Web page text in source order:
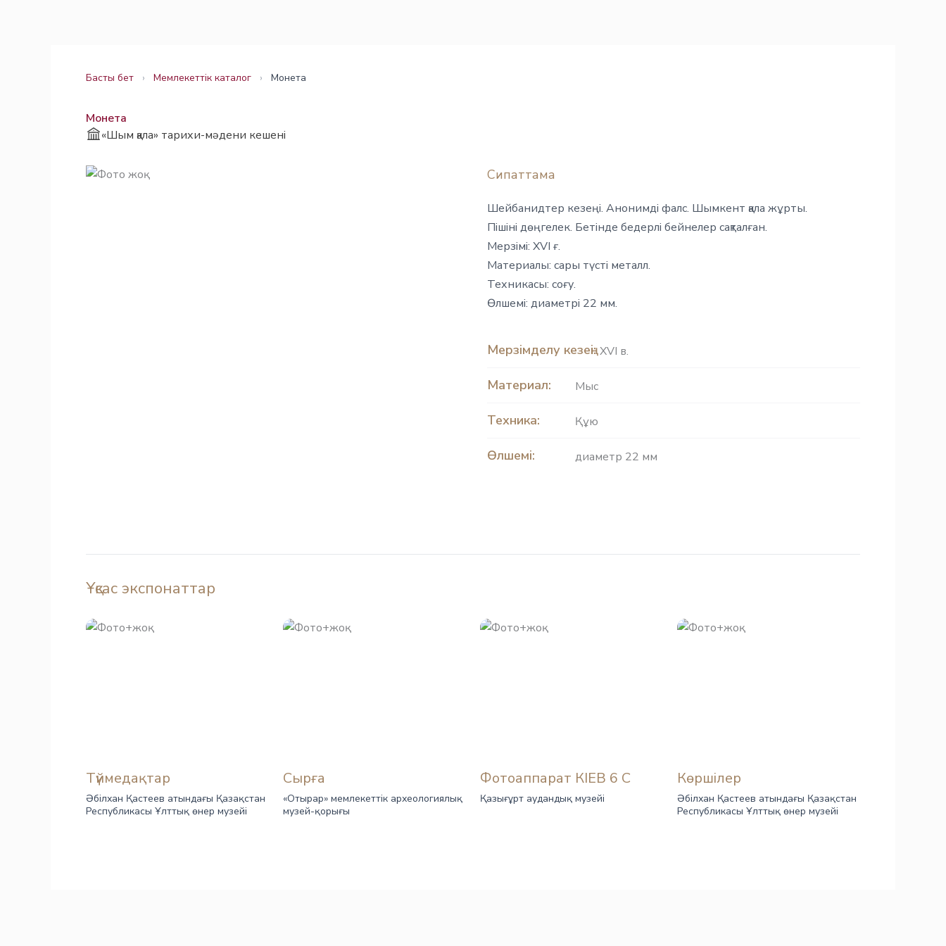
Басты бет › Мемлекеттік каталог › Монета
Монета
«Шым қала» тарихи-мәдени кешені
Сипаттама
Шейбанидтер кезеңі. Анонимді фалс. Шымкент қала жұрты.
Пішіні дөңгелек. Бетінде бедерлі бейнелер сақталған.
Мерзімі: XVI ғ.
Материалы: сары түсті металл.
Техникасы: соғу.
Өлшемі: диаметрі 22 мм.
Мерзімделу кезеңі: XVI в.
Материал: Мыс
Техника: Құю
Өлшемі: диаметр 22 мм
Ұқсас экспонаттар
Түймедақтар
Әбілхан Қастеев атындағы Қазақстан
Республикасы Ұлттық өнер музейі
Сырға
«Отырар» мемлекеттік археологиялық
музей-қорығы
Фотоаппарат КІЕВ 6 С
Қазығұрт аудандық музейі
Көршілер
Әбілхан Қастеев атындағы Қазақстан
Республикасы Ұлттық өнер музейі